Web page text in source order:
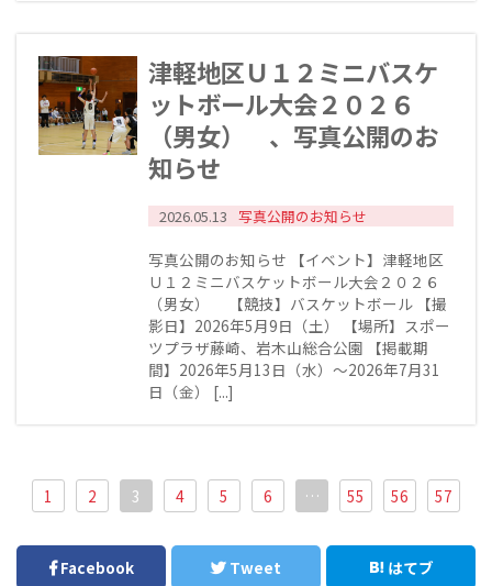
津軽地区Ｕ１２ミニバスケ
ットボール大会２０２６
（男女） 、写真公開のお
知らせ
2026.05.13 写真公開のお知らせ
写真公開のお知らせ 【イベント】津軽地区
Ｕ１２ミニバスケットボール大会２０２６
（男女） 【競技】バスケットボール 【撮
影日】2026年5月9日（土） 【場所】スポー
ツプラザ藤崎、岩木山総合公園 【掲載期
間】2026年5月13日（水）～2026年7月31
日（金） [...]
1 2 3 4 5 6 … 55 56 57
Facebook Tweet はてブ